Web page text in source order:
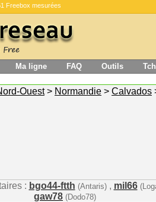
Freebox mesurées
Ma ligne FAQ Outils
Ouest> Normandie > Calvados
: bgo44-ftth (Antaris), mil66
gaw78 (Dodo78)